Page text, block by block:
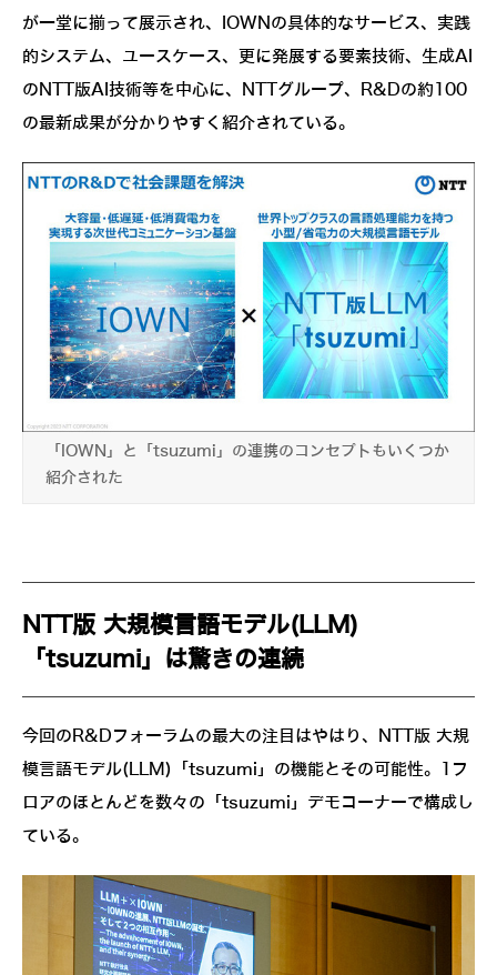
が一堂に揃って展示され、IOWNの具体的なサービス、実践
的システム、ユースケース、更に発展する要素技術、生成AI
のNTT版AI技術等を中心に、NTTグループ、R&Dの約100
の最新成果が分かりやすく紹介されている。
「IOWN」と「tsuzumi」の連携のコンセプトもいくつか
紹介された
NTT版 大規模言語モデル(LLM)
「tsuzumi」は驚きの連続
今回のR&Dフォーラムの最大の注目はやはり、NTT版 大規
模言語モデル(LLM)「tsuzumi」の機能とその可能性。1フ
ロアのほとんどを数々の「tsuzumi」デモコーナーで構成し
ている。